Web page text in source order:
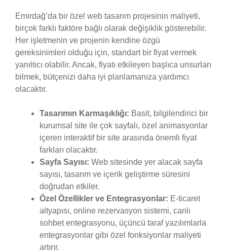
Emirdağ’da bir özel web tasarım projesinin maliyeti,
birçok farklı faktöre bağlı olarak değişiklik gösterebilir.
Her işletmenin ve projenin kendine özgü
gereksinimleri olduğu için, standart bir fiyat vermek
yanıltıcı olabilir. Ancak, fiyatı etkileyen başlıca unsurları
bilmek, bütçenizi daha iyi planlamanıza yardımcı
olacaktır.
Tasarımın Karmaşıklığı: Basit, bilgilendirici bir
kurumsal site ile çok sayfalı, özel animasyonlar
içeren interaktif bir site arasında önemli fiyat
farkları olacaktır.
Sayfa Sayısı: Web sitesinde yer alacak sayfa
sayısı, tasarım ve içerik geliştirme süresini
doğrudan etkiler.
Özel Özellikler ve Entegrasyonlar: E-ticaret
altyapısı, online rezervasyon sistemi, canlı
sohbet entegrasyonu, üçüncü taraf yazılımlarla
entegrasyonlar gibi özel fonksiyonlar maliyeti
artırır.